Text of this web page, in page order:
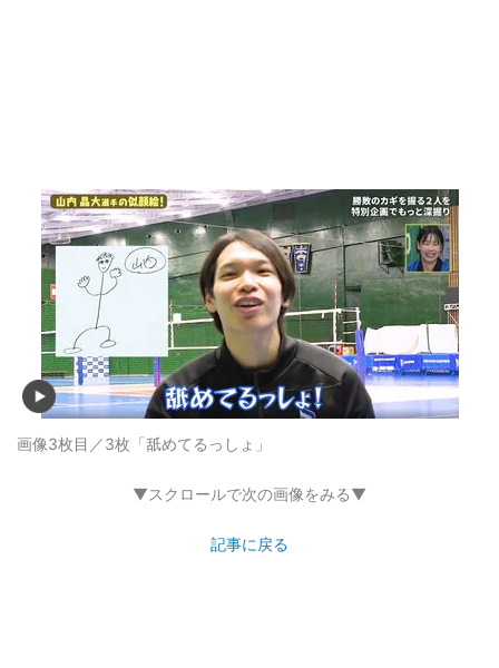
画像3枚目／3枚 「舐めてるっしょ」
▼スクロールで次の画像をみる▼
記事に戻る